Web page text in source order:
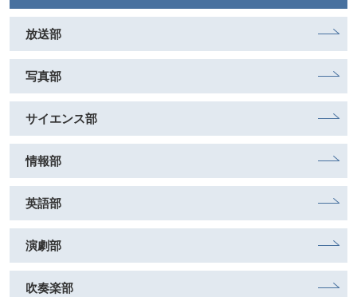
放送部
写真部
サイエンス部
情報部
英語部
演劇部
吹奏楽部